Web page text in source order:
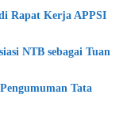
Rapat Kerja APPSI
NTB sebagai Tuan
Tata